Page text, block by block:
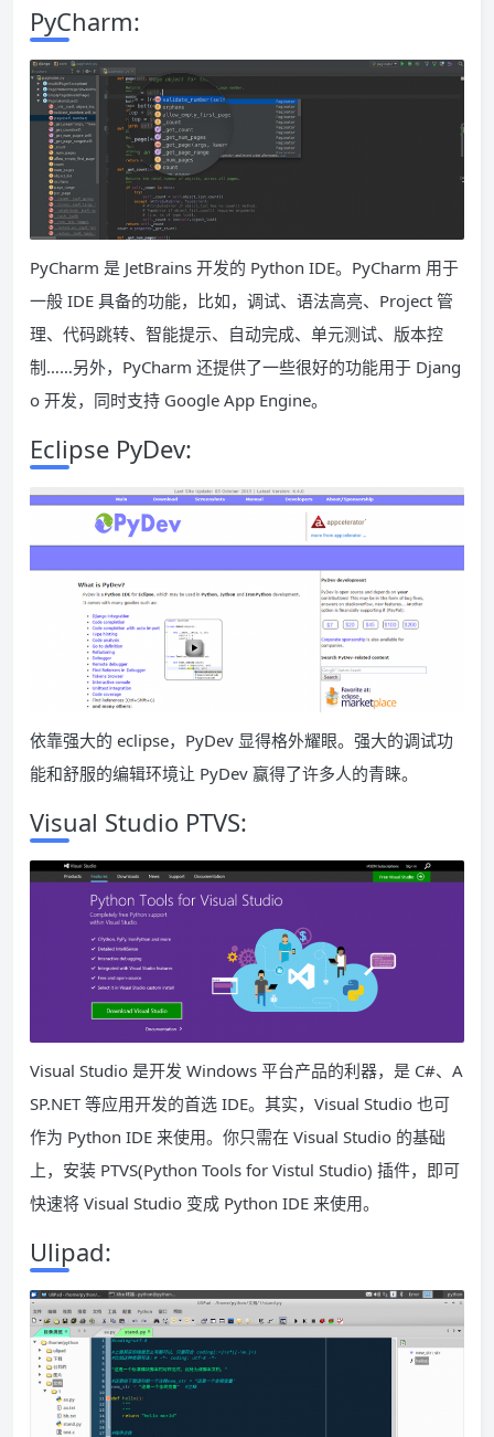
PyCharm:
PyCharm 是 JetBrains 开发的 Python IDE。PyCharm 用于
一般 IDE 具备的功能，比如，调试、语法高亮、Project 管
理、代码跳转、智能提示、自动完成、单元测试、版本控
制……另外，PyCharm 还提供了一些很好的功能用于 Djang
o 开发，同时支持 Google App Engine。
Eclipse PyDev:
依靠强大的 eclipse，PyDev 显得格外耀眼。强大的调试功
能和舒服的编辑环境让 PyDev 赢得了许多人的青睐。
Visual Studio PTVS:
Visual Studio 是开发 Windows 平台产品的利器，是 C#、A
SP.NET 等应用开发的首选 IDE。其实，Visual Studio 也可
作为 Python IDE 来使用。你只需在 Visual Studio 的基础
上，安装 PTVS(Python Tools for Vistul Studio) 插件，即可
快速将 Visual Studio 变成 Python IDE 来使用。
Ulipad: